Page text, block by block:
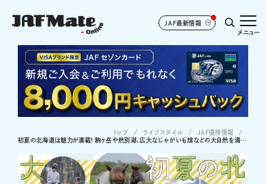
JAF最新情報
メニュー
トップ ライフスタイル
JAF優待情報
初夏の北海道は魅力が満載! 駒ヶ岳や然別湖、広大なじゃがいも畑などの大自然を満喫＆馬とのふれあいに感動